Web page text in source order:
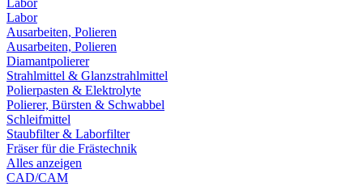
Labor
Labor
Ausarbeiten, Polieren
Ausarbeiten, Polieren
Diamantpolierer
Strahlmittel & Glanzstrahlmittel
Polierpasten & Elektrolyte
Polierer, Bürsten & Schwabbel
Schleifmittel
Staubfilter & Laborfilter
Fräser für die Frästechnik
Alles anzeigen
CAD/CAM